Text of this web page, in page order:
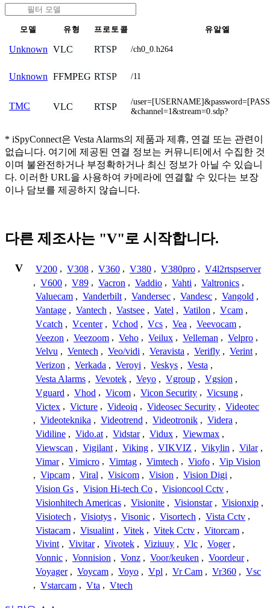
모델 유형 프로토콜 유알엘
Unknown VLC RTSP /ch0_0.h264
Unknown FFMPEG RTSP /11
TMC VLC RTSP
/
&channel=1&stream=0.sdp?
* iSpyConnect은 Vesta Alarms의 제품과 제휴, 연결 또는 관련이
없습니다. 여기에 제공된 연결 정보는 커뮤니티에서 수집한 것
이며 불완전하거나 부정확하거나 최신 정보가 아닐 수 있습니
다. 이러한 URL을 사용하여 카메라에 연결할 수 있다는 보장
이나 담보를 제공하지 않습니다.
다른 제조사는 "V"로 시작합니다.
V V200 , V308 , V360 , V380 , V380pro , V4l2rtspserver
, V600 , V89 , Vacron , Vaddio , Vahti , Valtronics ,
Valuecam , Vanderbilt , Vandersec , Vandesc , Vangold ,
Vantage , Vantech , Vastsee , Vatel , Vatilon , Vcam ,
Vcatch , Vcenter , Vchod , Vcs , Vea , Veevocam ,
Veezon , Veezoom , Veho , Veilux , Velleman , Velpro ,
Velvu , Ventech , Veo/vidi , Veravista , Verifly , Verint ,
Verizon , Verkada , Veroyi , Veskys , Vesta ,
Vesta Alarms , Vevotek , Veyo , Vgroup , Vgsion ,
Vguard , Vhod , Vicom , Vicon Security , Vicsung ,
Victex , Victure , Videoiq , Videosec Security , Videotec
, Videoteknika , Videotrend , Videotronik , Videra ,
Vidiline , Vido.at , Vidstar , Vidux , Viewmax ,
Viewscan , Vigilant , Viking , VIKVIZ , Vikylin , Vilar ,
Vimar , Vimicro , Vimtag , Vimtech , Viofo , Vip Vision
, Vipcam , Viral , Visicom , Vision , Vision Digi ,
Vision Gs , Vision Hi-tech Co , Visioncool Cctv ,
Visionhitech Americas , Visionite , Visionstar , Visionxip ,
Visiotech , Visiotys , Visonic , Visortech , Vista Cctv ,
Vistacam , Visualint , Vitek , Vitek Cctv , Vitorcam ,
Vivint , Vivitar , Vivotek , Viziuuy , Vlc , Voger ,
Vonnic , Vonnision , Vonz , Voor/keuken , Voordeur ,
Voyager , Voycam , Voyo , Vpl , Vr Cam , Vr360 , Vsc
, Vstarcam , Vta , Vtech